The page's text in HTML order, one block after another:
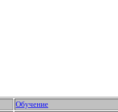
Обучение